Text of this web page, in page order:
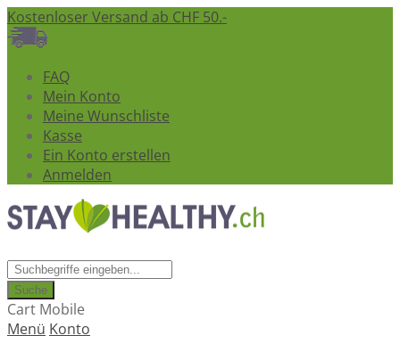
Kostenloser Versand ab CHF 50.-
FAQ
Mein Konto
Meine Wunschliste
Kasse
Ein Konto erstellen
Anmelden
Suche
Cart Mobile
Menü Konto